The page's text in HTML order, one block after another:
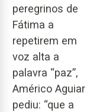
peregrinos de
Fátima a
repetirem em
voz alta a
palavra “paz”,
Américo Aguiar
pediu: “que a